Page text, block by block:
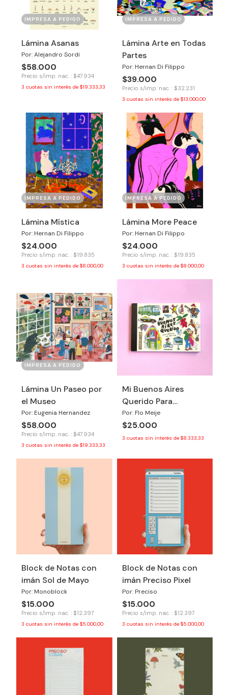
IMPRESA A PEDIDO
Lámina Asanas
Por: Alejandro Sordi
$58.000
Precio s/imp. nac. : $47.934
3 cuotas sin interés de $19.333,33
IMPRESA A PEDIDO
Lámina Arte en Todas
Partes
Por: Hernan Di Filippo
$39.000
Precio s/imp. nac. : $32.231
3 cuotas sin interés de $13.000,00
IMPRESA A PEDIDO
Lámina Mística
Por: Hernan Di Filippo
$24.000
Precio s/imp. nac. : $19.835
3 cuotas sin interés de $8.000,00
IMPRESA A PEDIDO
Lámina More Peace
Por: Hernan Di Filippo
$24.000
Precio s/imp. nac. : $19.835
3 cuotas sin interés de $8.000,00
IMPRESA A PEDIDO
Lámina Un Paseo por
el Museo
Por: Eugenia Hernandez
$58.000
Precio s/imp. nac. : $47.934
3 cuotas sin interés de $19.333,33
Mi Buenos Aires
Querido Para
Colorear por Flo Meije
Por: Flo Meije
$25.000
3 cuotas sin interés de $8.333,33
Block de Notas con
imán Sol de Mayo
Por: Monoblock
$15.000
Precio s/imp. nac. : $12.397
3 cuotas sin interés de $5.000,00
Block de Notas con
imán Preciso Pixel
Por: Preciso
$15.000
Precio s/imp. nac. : $12.397
3 cuotas sin interés de $5.000,00